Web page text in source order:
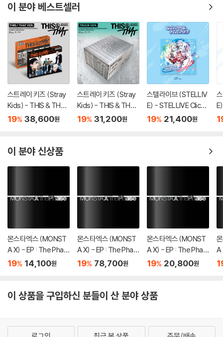
이 분야 베스트셀러
스트레이 키즈 (Stray
Kids) - THIS & THAT
[2종 SET]
19% 38,600원
스트레이 키즈 (Stray
Kids) - THIS & THAT
[TRUCK VER.]
19% 31,200원
스텔라이브 (STELLIV
E) - STELLIVE Cliche
1st EP 「Colorful Stro
19% 21,400원
이 분야 신상품
몬스타엑스 (MONST
A X) - EP : The Phas
e [DIGIPAK ver.][5종
19% 14,100원
몬스타엑스 (MONST
A X) - EP : The Phas
e [4종 SET]
19% 78,700원
몬스타엑스 (MONST
A X) - EP : The Phas
e [OFFSET ver.]
19% 20,800원
A
e
이 상품을 구입하신 분들이 산 분야 상품